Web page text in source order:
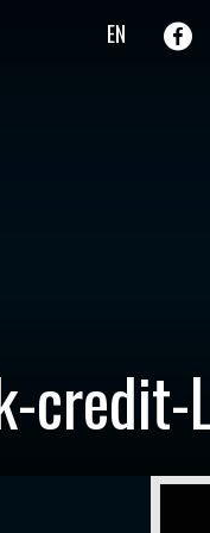
EN
credit-